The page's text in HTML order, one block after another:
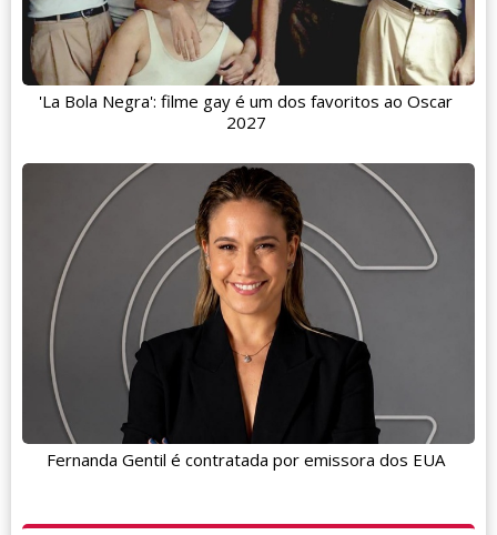
'La Bola Negra': filme gay é um dos favoritos ao Oscar
2027
Fernanda Gentil é contratada por emissora dos EUA